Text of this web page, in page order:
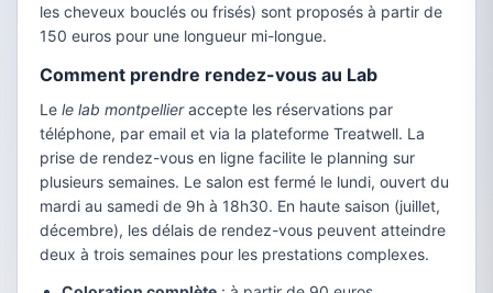
les cheveux bouclés ou frisés) sont proposés à partir de
150 euros pour une longueur mi-longue.
Comment prendre rendez-vous au Lab
Le le lab montpellieraccepte les réservations par
téléphone, par email et via la plateforme Treatwell. La
prise de rendez-vous en ligne facilite le planning sur
plusieurs semaines. Le salon est fermé le lundi, ouvert du
mardi au samedi de 9h à 18h30. En haute saison (juillet,
décembre), les délais de rendez-vous peuvent atteindre
deux à trois semaines pour les prestations complexes.